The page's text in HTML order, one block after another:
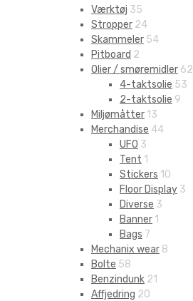
Værktøj 35
Stropper 24
Skammeler 54
Pitboard 2
Olier / smøremidler 62
4-taktsolie 53
2-taktsolie 9
Miljømåtter 13
Merchandise 44
UFO 3
Tent 1
Stickers 10
Floor Display 3
Diverse 3
Banner 1
Bags 7
Mechanix wear 8
Bolte 58
Benzindunk 21
Affjedring 20